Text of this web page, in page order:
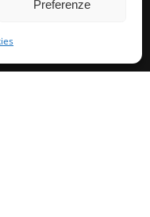
Preferenze